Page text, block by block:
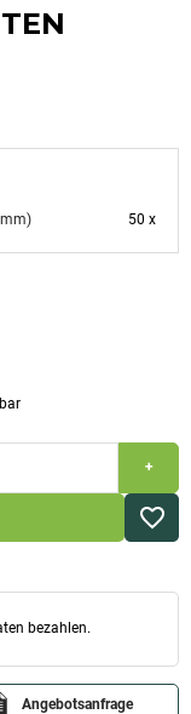
50 x
+
bezahlen.
Angebotsanfrage